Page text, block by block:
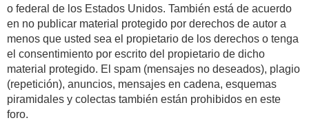
o federal de los Estados Unidos. También está de acuerdo
en no publicar material protegido por derechos de autor a
menos que usted sea el propietario de los derechos o tenga
el consentimiento por escrito del propietario de dicho
material protegido. El spam (mensajes no deseados), plagio
(repetición), anuncios, mensajes en cadena, esquemas
piramidales y colectas también están prohibidos en este
foro.